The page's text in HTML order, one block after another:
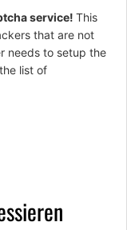
service! This
that are not
needs to setup the
list of